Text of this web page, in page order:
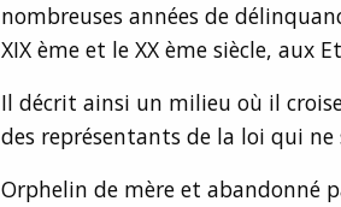
nombreuses années de
XIX ème et le XX ème siècle, aux
Il décrit ainsi un milieu où il
des représentants de la loi qui
Orphelin de mère et abandonné